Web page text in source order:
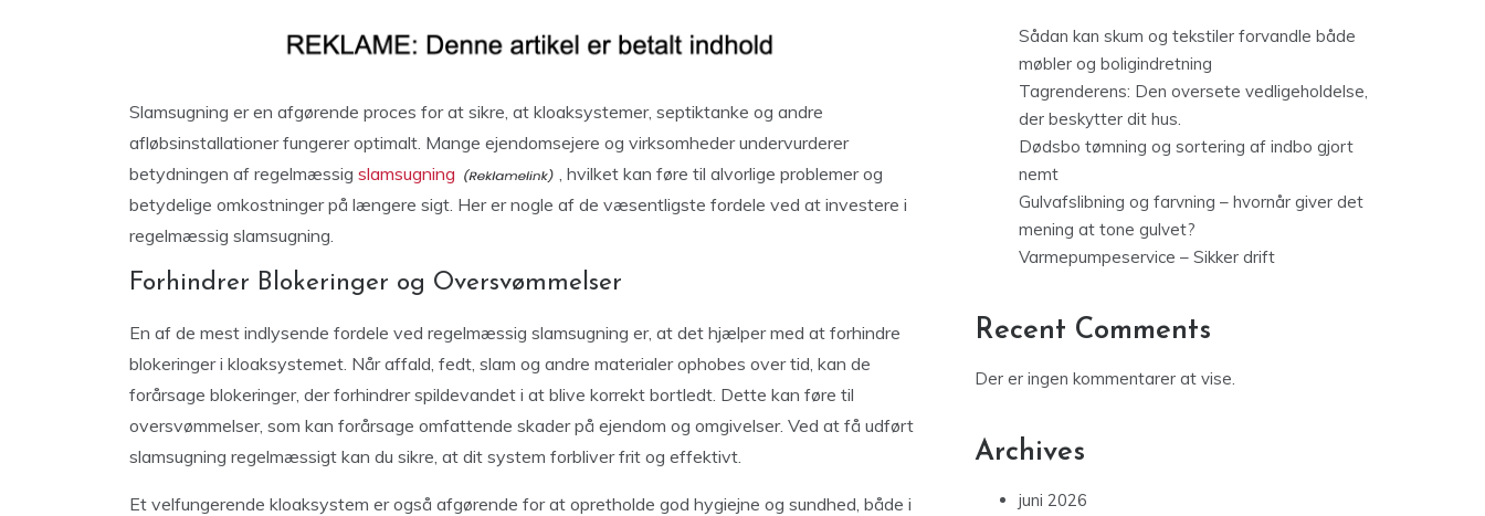
Slamsugning er en afgørende proces for at sikre, at kloaksystemer, septiktanke og andre
afløbsinstallationer fungerer optimalt. Mange ejendomsejere og virksomheder undervurderer
betydningen af regelmæssig slamsugning
, hvilket kan føre til alvorlige problemer og
betydelige omkostninger på længere sigt. Her er nogle af de væsentligste fordele ved at investere i
regelmæssig slamsugning.
Forhindrer Blokeringer og Oversvømmelser
En af de mest indlysende fordele ved regelmæssig slamsugning er, at det hjælper med at forhindre
blokeringer i kloaksystemet. Når affald, fedt, slam og andre materialer ophobes over tid, kan de
forårsage blokeringer, der forhindrer spildevandet i at blive korrekt bortledt. Dette kan føre til
oversvømmelser, som kan forårsage omfattende skader på ejendom og omgivelser. Ved at få udført
slamsugning regelmæssigt kan du sikre, at dit system forbliver frit og effektivt.
Et velfungerende kloaksystem er også afgørende for at opretholde god hygiejne og sundhed, både i
Sådan kan skum og tekstiler forvandle både
møbler og boligindretning
Tagrenderens: Den oversete vedligeholdelse,
der beskytter dit hus.
Dødsbo tømning og sortering af indbo gjort
nemt
Gulvafslibning og farvning – hvornår giver det
mening at tone gulvet?
Varmepumpeservice – Sikker drift
Recent Comments
Der er ingen kommentarer at vise.
Archives
juni 2026